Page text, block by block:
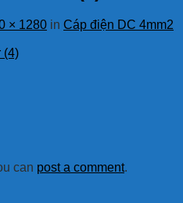
× 1280 in Cáp điện DC 4mm2
can post a comment.